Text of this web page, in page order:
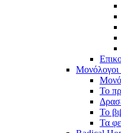
Μονόλογοι
Το
Το
Τα